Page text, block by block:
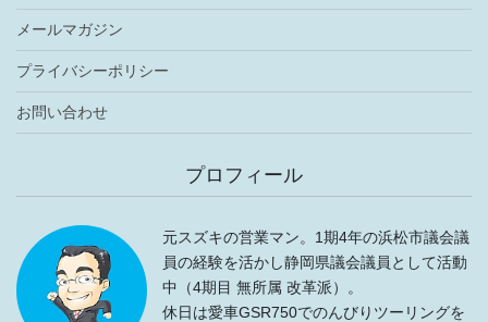
メールマガジン
プライバシーポリシー
お問い合わせ
プロフィール
元スズキの営業マン。1期4年の浜松市議会議
員の経験を活かし静岡県議会議員として活動
中（4期目 無所属 改革派）。
休日は愛車GSR750でのんびりツーリングを